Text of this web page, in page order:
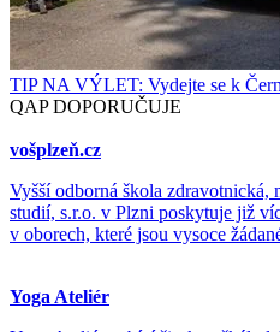
TIP NA VÝLET: Vydejte se k
QAP DOPORUČUJE
vošplzeň.cz
Vyšší odborná škola zdravotnická,
studií, s.r.o. v Plzni poskytuje již
v oborech, které jsou vysoce
Yoga Ateliér